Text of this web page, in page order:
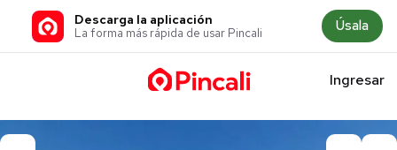
Descarga la aplicación
La forma más rápida de usar Pincali Úsala
Ingresar